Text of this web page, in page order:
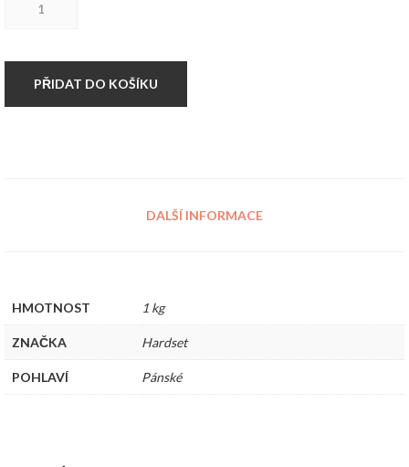
Hardset
množství
PŘIDAT DO KOŠÍKU
DALŠÍ INFORMACE
HMOTNOST 1 kg
ZNAČKA Hardset
POHLAVÍ Pánské